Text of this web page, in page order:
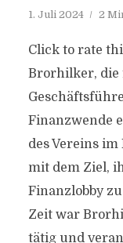
1. Juli 2024 2
Click to rate
Brorhilker, die
Finanzwende
des Vereins
mit dem Ziel,
Finanzlobby
Zeit war
tätig und